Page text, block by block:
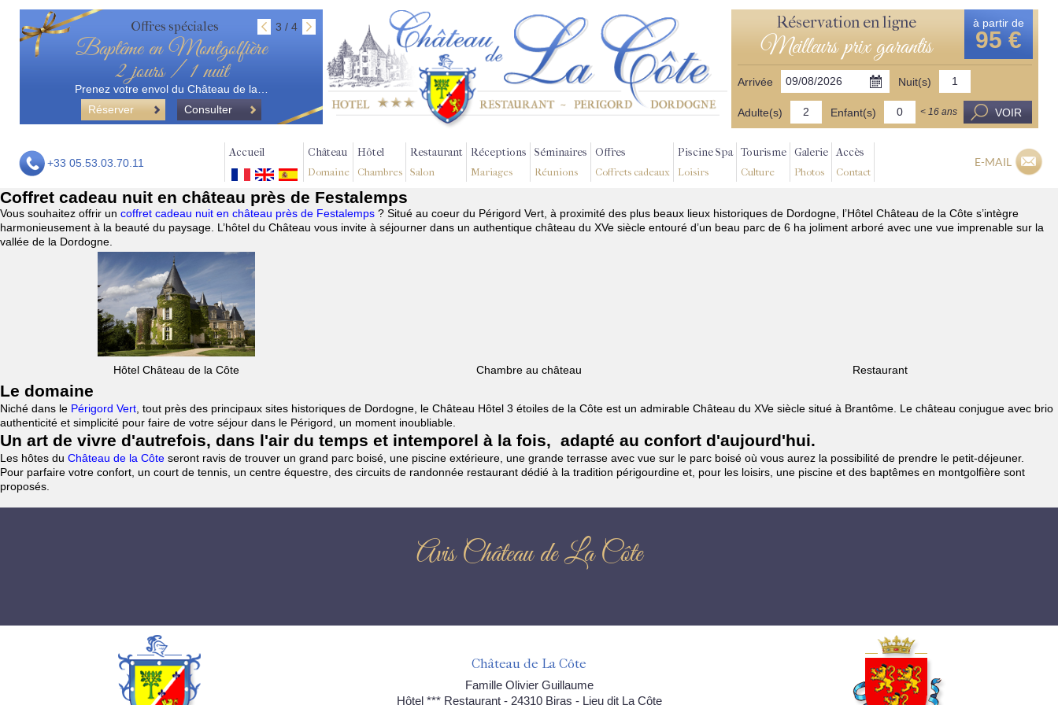
Offres spéciales 3 / 4
Baptême en Montgolfière
2 jours / 1 nuit
Prenez votre envol du Château de la…
Réserver
Consulter
Réservation en ligne
Meilleurs prix garantis
à partir de
95 €
Arrivée Nuit(s)
Adulte(s) Enfant(s) < 16 ans VOIR
+33 05.53.03.70.11
Accueil Château
Domaine
Hôtel
Chambres
Restaurant
Salon
Réceptions
Mariages
Séminaires
Réunions
Offres
Coffrets cadeaux
Piscine Spa
Loisirs
Tourisme
Culture
Galerie
Photos
Accès
Contact
E-MAIL
Coffret cadeau nuit en château près de Festalemps
Vous souhaitez offrir un coffret cadeau nuit en château près de Festalemps ? Situé au coeur du Périgord Vert, à proximité des plus beaux lieux historiques de Dordogne, l’Hôtel Château de la Côte s’intègre
harmonieusement à la beauté du paysage. L’hôtel du Château vous invite à séjourner dans un authentique château du XVe siècle entouré d’un beau parc de 6 ha joliment arboré avec une vue imprenable sur la
vallée de la Dordogne.
Hôtel Château de la Côte Chambre au château Restaurant
Le domaine
Niché dans le Périgord Vert , tout près des principaux sites historiques de Dordogne, le Château Hôtel 3 étoiles de la Côte est un admirable Château du XVe siècle situé à Brantôme. Le château conjugue avec brio
authenticité et simplicité pour faire de votre séjour dans le Périgord, un moment inoubliable.
Un art de vivre d'autrefois, dans l'air du temps et intemporel à la fois, adapté au confort d'aujourd'hui.
Les hôtes du Château de la Côte seront ravis de trouver un grand parc boisé, une piscine extérieure, une grande terrasse avec vue sur le parc boisé où vous aurez la possibilité de prendre le petit-déjeuner.
Pour parfaire votre confort, un court de tennis, un centre équestre, des circuits de randonnée restaurant dédié à la tradition périgourdine et, pour les loisirs, une piscine et des baptêmes en montgolfière sont
proposés.
Avis Château de La Côte
Château de La Côte
Famille Olivier Guillaume
Hôtel *** Restaurant - 24310 Biras - Lieu dit La Côte